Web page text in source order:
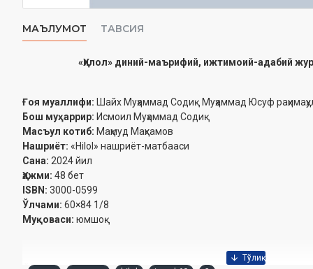
МАЪЛУМОТ ТАВСИЯ
«Ҳилол» диний-маърифий, ижтимоий-адабий
Ғоя муаллифи: Шайх Муҳаммад Содиқ Муҳаммад Юсуф
Бош муҳаррир: Исмоил Муҳаммад Содиқ
Масъул котиб: Маҳмуд Маҳкамов
Нашриёт: «Hilol» нашриёт-матбааси‎
Сана: 2024 йил
Ҳажми: 48 бет‎
ISBN: 3000-0599
Ўлчами: 60×84 1/8
Муқоваси: юмшоқ